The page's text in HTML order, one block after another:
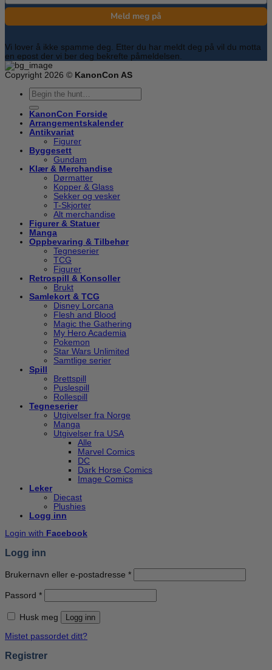
Meld meg på
Vi lover å ikke spamme deg. Etter du har meldt deg på vil du motta
en epost der vi ber deg bekrefte påmeldelsen.
Copyright 2026 © KanonCon AS
Søk
etter:
KanonCon Forside
Arrangementskalender
Antikvariat
Figurer
Byggesett
Gundam
Klær & Merchandise
Dørmatter
Kopper & Glass
Sekker og vesker
T-Skjorter
Alt merchandise
Figurer & Statuer
Manga
Oppbevaring & Tilbehør
Tegneserier
TCG
Figurer
Retrospill & Konsoller
Brukt
Samlekort & TCG
Disney Lorcana
Flesh and Blood
Magic the Gathering
My Hero Academia
Pokemon
Star Wars Unlimited
Samtlige serier
Spill
Brettspill
Puslespill
Rollespill
Tegneserier
Utgivelser fra Norge
Manga
Utgivelser fra USA
Alle
Marvel Comics
DC
Dark Horse Comics
Image Comics
Leker
Diecast
Plushies
Logg inn
Login with Facebook
Logg inn
Brukernavn eller e-postadresse *Påkrevd
Passord *Påkrevd
Husk meg Logg inn
Mistet passordet ditt?
Registrer